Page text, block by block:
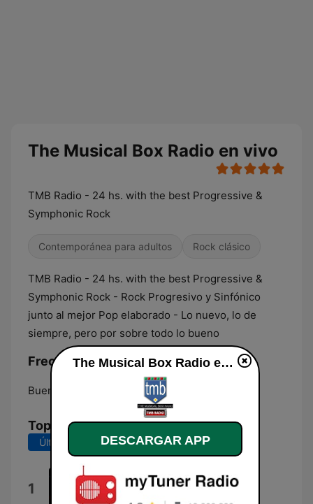
The Musical Box Radio en vivo
TMB Radio - 24 hs. with the best Progressive &
Symphonic Rock
Contemporánea para adultos Rock clásico
TMB Radio - 24 hs. with the best Progressive &
Symphonic Rock - Rock Progresivo y Sinfónico
junto al mejor Pop elaborado - Lo nuevo, lo de
siempre, pero por sobre todo lo bueno
Frecuencias The Musical Box Radio:
Buenos Aires:
Top Canciones
Últimos 7 días Últimos 30 días
1 Hygge
Tiger Moth Tales
The Musical Box Radio en vivo
DESCARGAR APP